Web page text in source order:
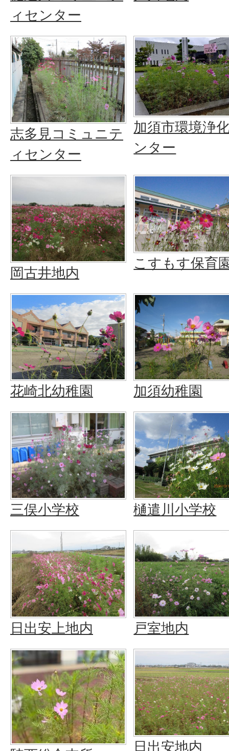
ィセンター
志多見コミュニテ
ィセンター
加須市環境浄
ンター
岡古井地内
こすもす保育
花崎北幼稚園 加須幼稚園
三俣小学校 樋遣川小学校
日出安上地内 戸室地内
日出安地内